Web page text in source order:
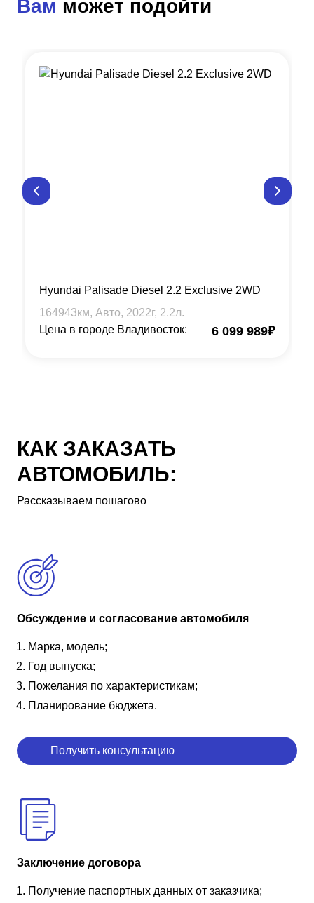
Вам может подойти
Hyundai Palisade Diesel 2.2 Exclusive 2WD
164943км, Авто, 2022г, 2.2л.
Цена в городе Владивосток:
6 099 989₽
КАК ЗАКАЗАТЬ
АВТОМОБИЛЬ:
Рассказываем пошагово
Обсуждение и согласование автомобиля
Марка, модель;
Год выпуска;
Пожелания по характеристикам;
Планирование бюджета.
Получить консультацию
Заключение договора
Получение паспортных данных от заказчика;